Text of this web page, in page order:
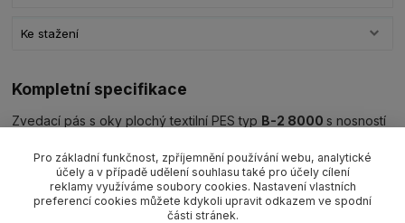
Ke stažení
Kompletní specifikace
Zvedací pás s oky plochý textilní PES typ B-2 8000s nosností
WLL8000kg,dvouvrstvý dle EN 1492-1.
Pro základní funkčnost, zpříjemnění používání webu, analytické
účely a v případě udělení souhlasu také pro účely cílení
reklamy využíváme soubory cookies. Nastavení vlastních
preferencí cookies můžete kdykoli upravit odkazem ve spodní
části stránek.